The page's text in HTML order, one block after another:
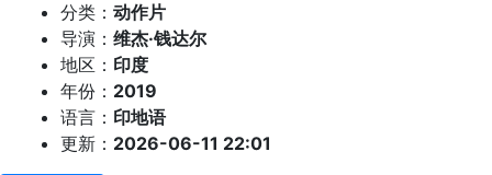
分类： 动作片
导演： 维杰·钱达尔
地区： 印度
年份： 2019
语言： 印地语
更新： 2026-06-11 22:01